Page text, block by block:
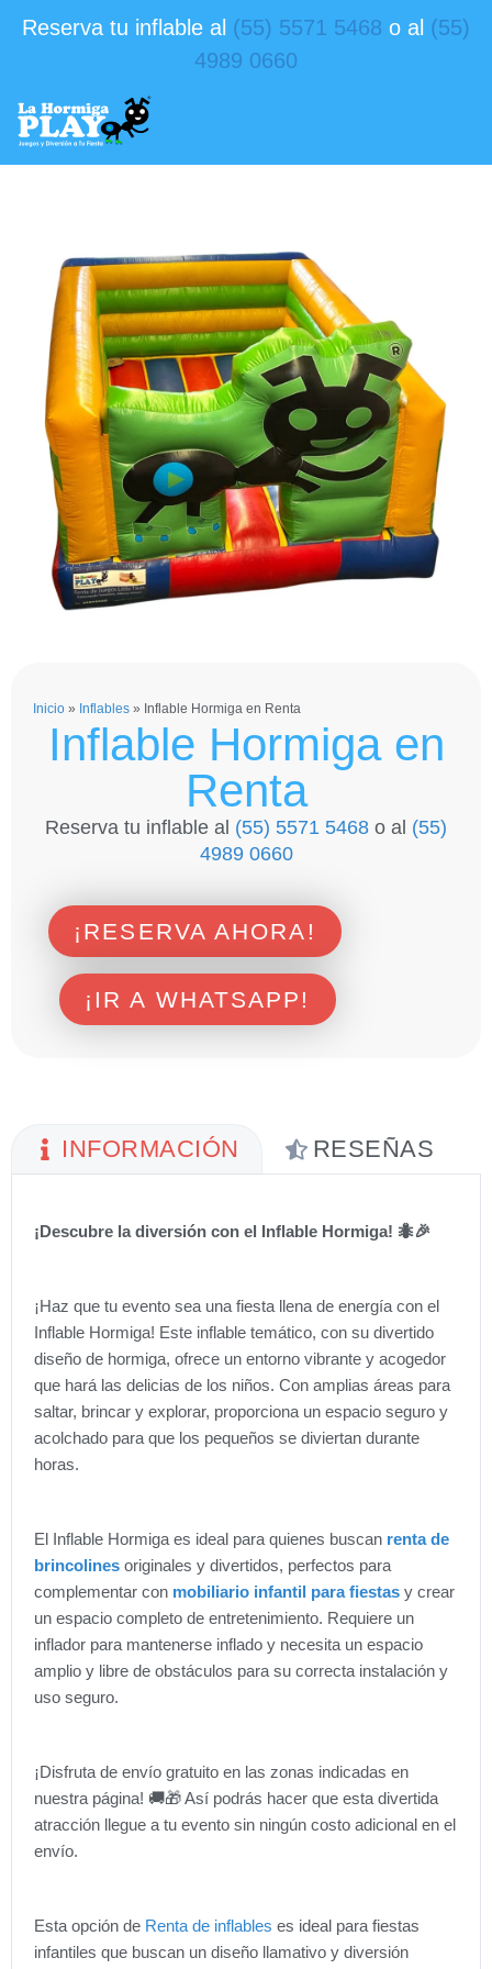
Reserva tu inflable al (55) 5571 5468 o al (55)
4989 0660
Inicio » Inflables » Inflable Hormiga en Renta
Inflable Hormiga en
Renta
Reserva tu inflable al (55) 5571 5468 o al (55)
4989 0660
¡RESERVA AHORA!
¡IR A WHATSAPP!
INFORMACIÓN RESEÑAS
¡Descubre la diversión con el Inflable Hormiga! 🐜🎉
¡Haz que tu evento sea una fiesta llena de energía con el
Inflable Hormiga! Este inflable temático, con su divertido
diseño de hormiga, ofrece un entorno vibrante y acogedor
que hará las delicias de los niños. Con amplias áreas para
saltar, brincar y explorar, proporciona un espacio seguro y
acolchado para que los pequeños se diviertan durante
horas.
El Inflable Hormiga es ideal para quienes buscan renta de
brincolines originales y divertidos, perfectos para
complementar con mobiliario infantil para fiestas y crear
un espacio completo de entretenimiento. Requiere un
inflador para mantenerse inflado y necesita un espacio
amplio y libre de obstáculos para su correcta instalación y
uso seguro.
¡Disfruta de envío gratuito en las zonas indicadas en
nuestra página! 🚚🎁 Así podrás hacer que esta divertida
atracción llegue a tu evento sin ningún costo adicional en el
envío.
Esta opción de Renta de inflables es ideal para fiestas
infantiles que buscan un diseño llamativo y diversión